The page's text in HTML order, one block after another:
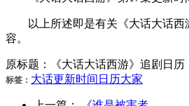
以上所述即是有关《大话大话西
容。
原标题：《大话大话西游》追剧日历
标签： 大话更新时间 日历大家